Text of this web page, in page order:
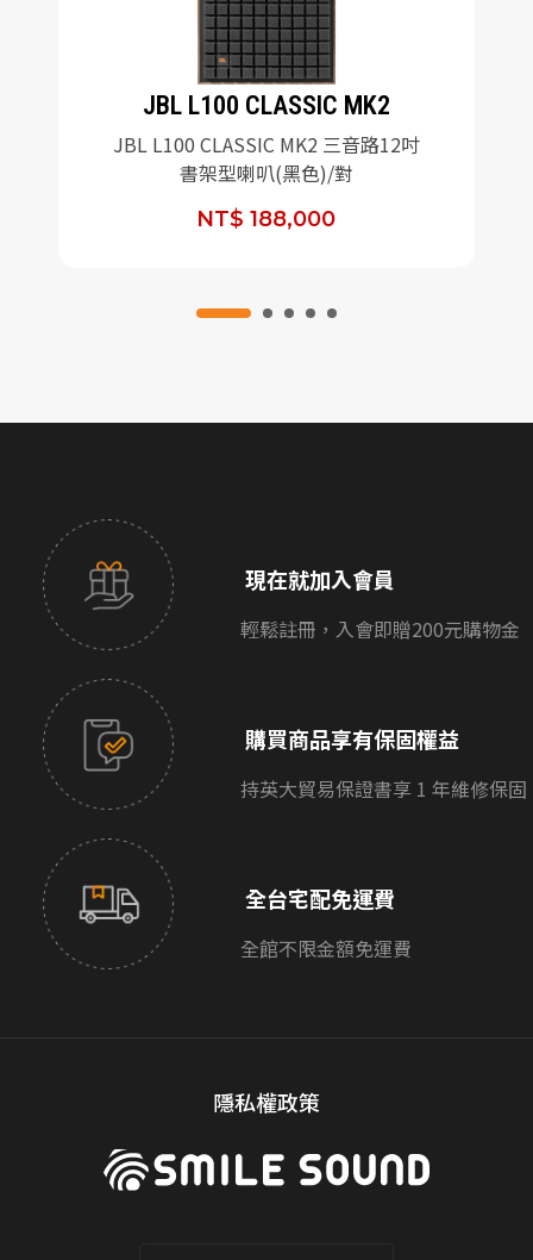
JBL L100 CLASSIC MK2
JBL L100 CLASSIC MK2 三音路12吋
書架型喇叭(黑色)/對
NT$ 188,000
現在就加入會員
輕鬆註冊，入會即贈200元購物金
購買商品享有保固權益
持英大貿易保證書享 1 年維修保固
全台宅配免運費
全館不限金額免運費
隱私權政策